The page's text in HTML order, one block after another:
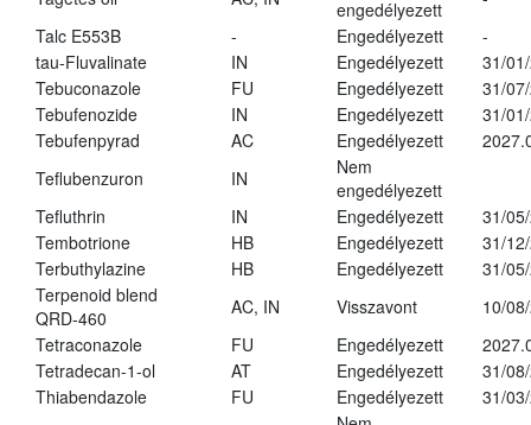
engedélyezett
Talc E553B
- Engedélyezett
-
tau-Fluvalinate
IN Engedélyezett
31/
Tebuconazole
FU Engedélyezett
31/
Tebufenozide
IN Engedélyezett
31/
Tebufenpyrad
AC Engedélyezett
Teflubenzuron
IN
Nem
engedélyezett
Tefluthrin
IN Engedélyezett
31/
Tembotrione
HB Engedélyezett
31/
Terbuthylazine
HB Engedélyezett
31/
Terpenoid blend
QRD-460
AC, IN Visszavont
10/
Tetraconazole
FU Engedélyezett
Tetradecan-1-ol
AT Engedélyezett
31/
Thiabendazole
FU Engedélyezett
31/